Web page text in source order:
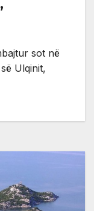
sot në
Ulqinit,